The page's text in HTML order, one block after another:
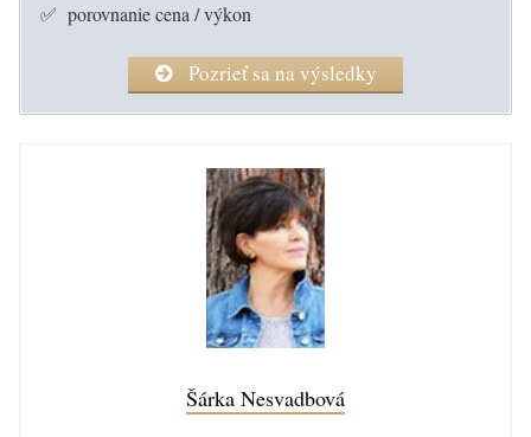
✅ porovnanie cena / výkon
Pozrieť sa na výsledky
Šárka Nesvadbová